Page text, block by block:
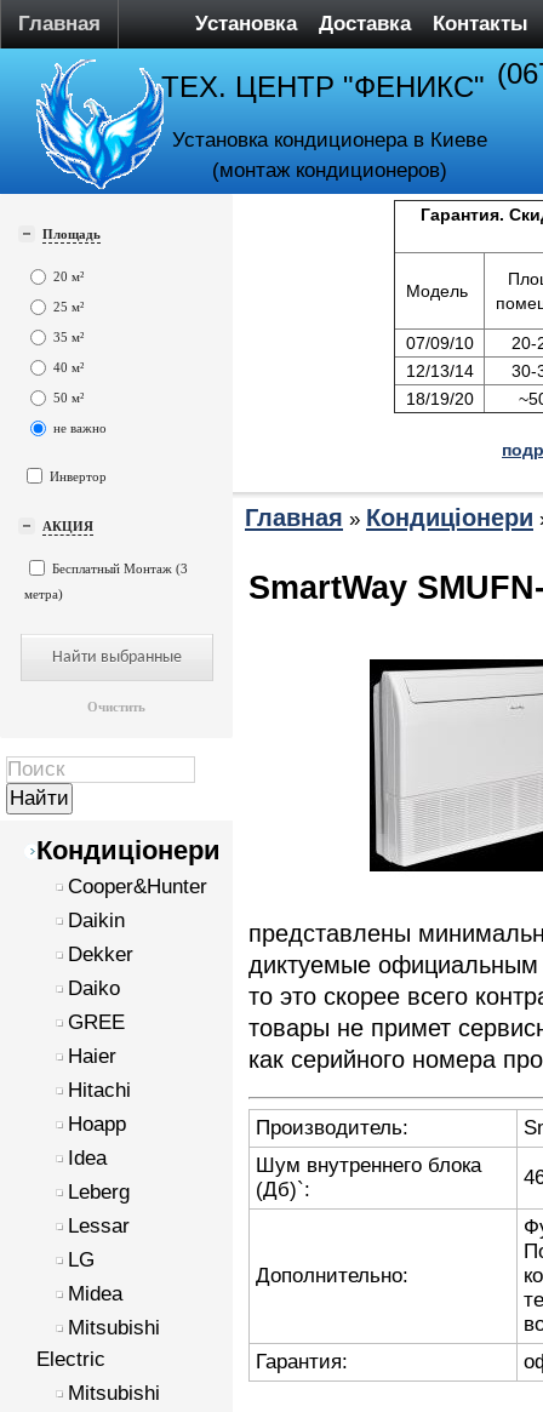
Главная Установка Доставка Контакты
ТЕХ. ЦЕНТР "ФЕНИКС"
Установка кондиционера в Киеве
(монтаж кондиционеров)
Площадь
20 м²
25 м²
35 м²
40 м²
50 м²
не важно
Инвертор
АКЦИЯ
Бесплатный Монтаж (3
метра)
Очистить
Кондиціонери
Cooper&Hunter
Daikin
Dekker
Daiko
GREE
Haier
Hitachi
Hoapp
Idea
Leberg
Lessar
LG
Midea
Mitsubishi
Electric
Mitsubishi
Гарантия.
Модель
07/09/10
20-
12/13/14
30-
18/19/20
Главная » Кондиціонери
SmartWay
представлены
диктуемые
то это скорее всего
товары не примет
как серийного номера
Производитель:
Шум внутреннего блока
(Дб)`:
Дополнительно:
Гарантия: